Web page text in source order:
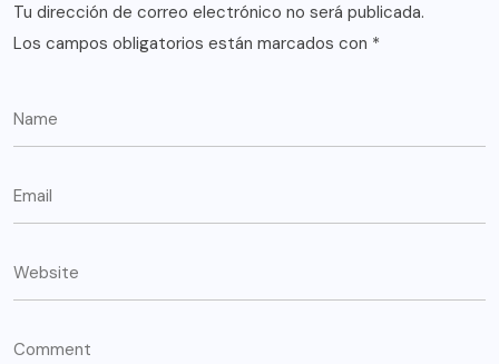
Tu dirección de correo electrónico no será publicada.
Los campos obligatorios están marcados con *